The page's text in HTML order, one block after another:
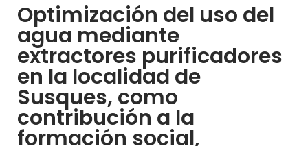
Optimización del uso del
agua mediante
extractores purificadores
en la localidad de
Susques, como
contribución a la
formación social,